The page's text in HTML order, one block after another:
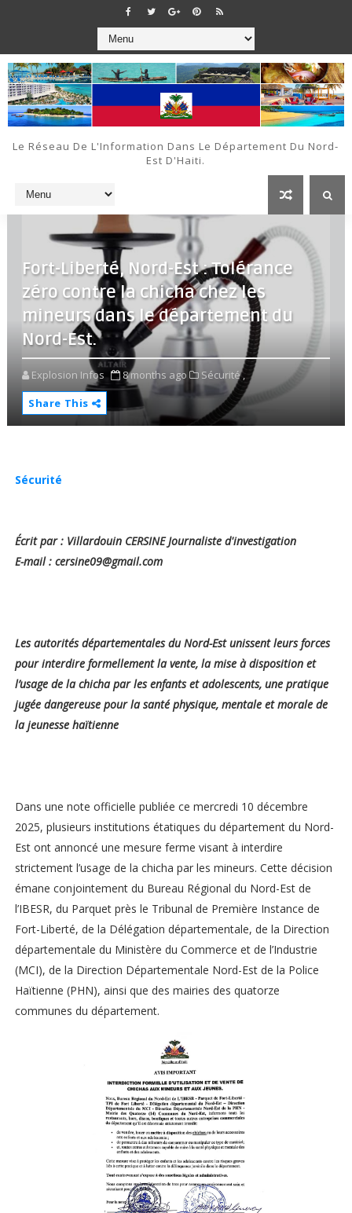
Le Réseau De L'Information Dans Le Département Du Nord-
Est D'Haiti.
Fort-Liberté, Nord-Est : Tolérance
zéro contre la chicha chez les
mineurs dans le département du
Nord-Est.
Explosion Infos 8 months ago
Sécurité ,
Share This
Sécurité
Écrit par : Villardouin CERSINE Journaliste d'investigation
E-mail : cersine09@gmail.com
Les autorités départementales du Nord-Est unissent leurs forces
pour interdire formellement la vente, la mise à disposition et
l’usage de la chicha par les enfants et adolescents, une pratique
jugée dangereuse pour la santé physique, mentale et morale de
la jeunesse haïtienne
Dans une note officielle publiée ce mercredi 10 décembre
2025, plusieurs institutions étatiques du département du Nord-
Est ont annoncé une mesure ferme visant à interdire
strictement l’usage de la chicha par les mineurs. Cette décision
émane conjointement du Bureau Régional du Nord-Est de
l’IBESR, du Parquet près le Tribunal de Première Instance de
Fort-Liberté, de la Délégation départementale, de la Direction
départementale du Ministère du Commerce et de l’Industrie
(MCI), de la Direction Départementale Nord-Est de la Police
Haïtienne (PHN), ainsi que des mairies des quatorze
communes du département.